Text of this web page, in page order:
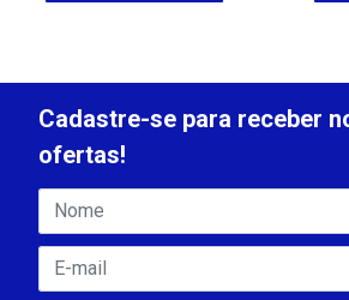
Cadastre-se para receber
ofertas!